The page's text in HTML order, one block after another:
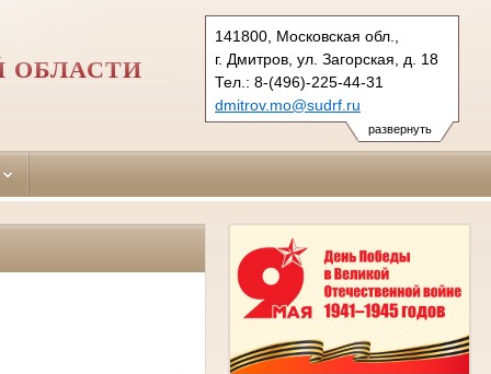
развернуть
141800, Московская обл.,
г. Дмитров, ул. Загорская, д. 18
Тел.: 8-(496)-225-44-31
dmitrov.mo@sudrf.ru
ОБЛАСТИ